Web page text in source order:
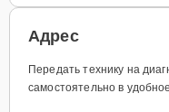
Адрес
Передать технику на
самостоятельно в